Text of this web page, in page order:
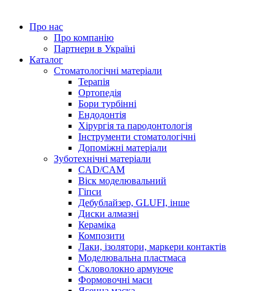
Про нас
Про компанію
Партнери в Україні
Каталог
Стоматологічні матеріали
Терапія
Ортопедія
Бори турбінні
Ендодонтія
Хірургія та пародонтологія
Інструменти стоматологічні
Допоміжні матеріали
Зуботехнічні матеріали
CAD/CAM
Віск моделювальний
Гіпси
Дебублайзер, GLUFI, інше
Диски алмазні
Кераміка
Композити
Лаки, ізолятори, маркери контактів
Моделювальна пластмаса
Скловолокно армуюче
Формовочні маси